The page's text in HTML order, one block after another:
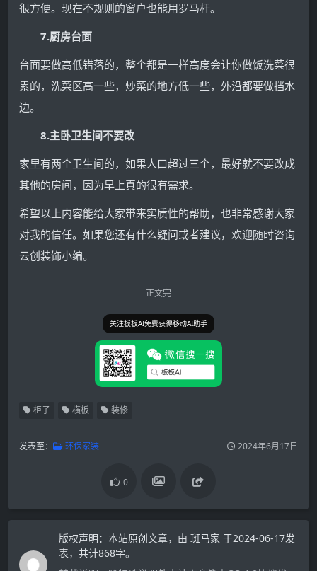
很方便。现在不规则的窗户也能用罗马杆。
7.厨房台面
台面要做高低错落的，整个都是一样高度会让你做饭洗菜很
累的，洗菜区高一些，炒菜的地方低一些，外沿都要做挡水
边。
8.主卧卫生间不要改
家里有两个卫生间的，如果人口超过三个，最好就不要改成
其他的房间，因为早上真的很有需求。
希望以上内容能给大家带来实质性的帮助，也非常感谢大家
对我的信任。如果您还有什么疑问或者建议，欢迎随时咨询
云创装饰小编。
正文完
关注板板AI免费获得移动AI助手
柜子 横板 装修
发表至： 环保家装 2024年6月17日
0
版权声明： 本站原创文章，由 斑马家 于2024-06-17发
表，共计868字。